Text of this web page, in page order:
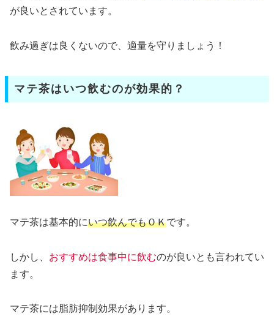
が良いとされています。
飲み過ぎは良くないので、適量を守りましょう！
マテ茶はいつ飲むのが効果的？
マテ茶は基本的にいつ飲んでもＯＫです。
しかし、 おすすめは食事中に飲むのが良いとも言われてい
ます。
マテ茶には脂肪抑制効果があります。